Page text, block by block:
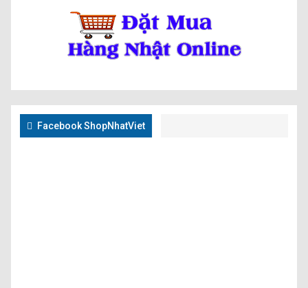
Facebook ShopNhatViet